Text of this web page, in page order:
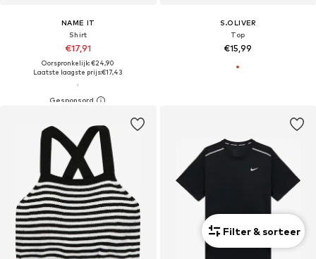
NAME IT
Shirt
€17,91
Oorspronkelijk: €24,90
Laatste laagste prijs:€17,43
S.OLIVER
Top
€15,99
Filter & sorteer